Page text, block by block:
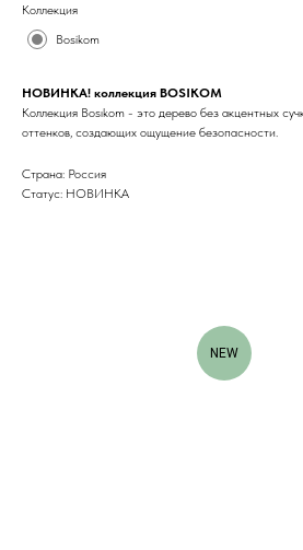
Коллекция
Bosikom
НОВИНКА! коллекция BOSIKOM
Коллекция Bosıkom - это дерево без акцентных
оттенков, создающих ощущение безопасности.
Страна: Россия
Статус: НОВИНКА
NEW